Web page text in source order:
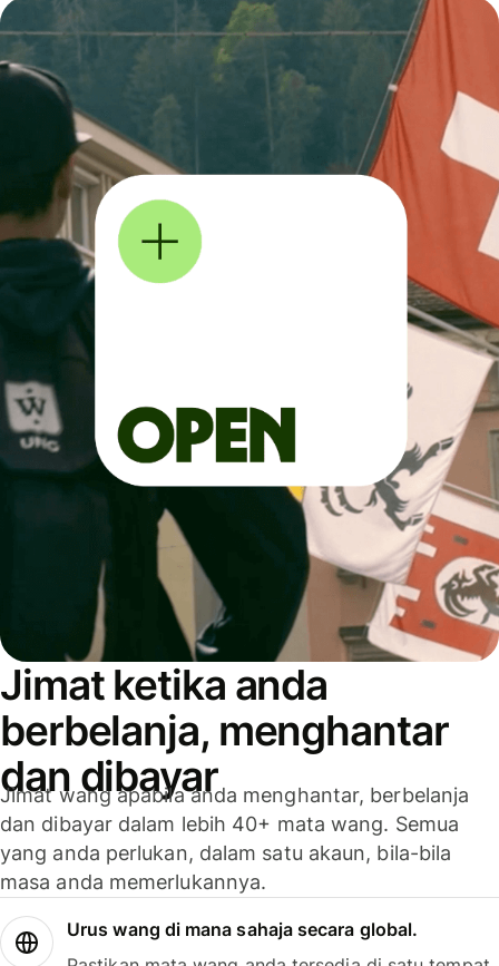
Jimat ketika anda
berbelanja, menghantar
dan dibayar
Jimat wang apabila anda menghantar, berbelanja
dan dibayar dalam lebih 40+ mata wang. Semua
yang anda perlukan, dalam satu akaun, bila-bila
masa anda memerlukannya.
Urus wang di mana sahaja secara global.